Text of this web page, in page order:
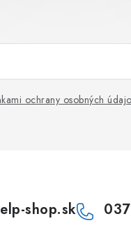
ochrany osobných
shop.sk